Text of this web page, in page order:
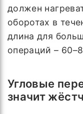
должен
оборотах в
длина для
операций –
Угловые
значит